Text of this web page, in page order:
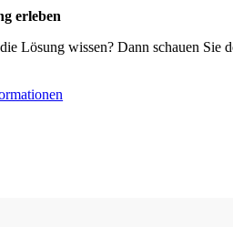
erleben
Lösung wissen? Dann schauen Sie